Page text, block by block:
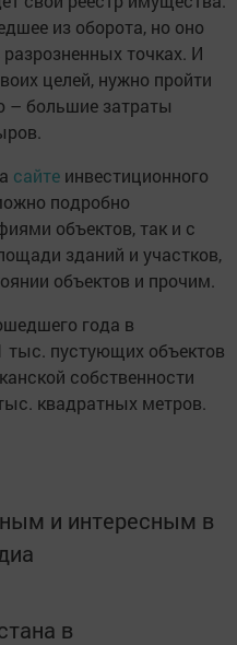
из оборота, но оно
точках. И
целей, нужно пройти
– большие затраты
сайте инвестиционного
подробно
объектов, так и с
зданий и участков,
объектов и прочим.
года в
тыс. пустующих объектов
собственности
квадратных метров.
и интересным в
в